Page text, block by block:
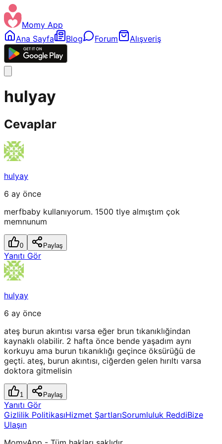
Momy App
Ana Sayfa
Blog Forum Alışveriş
hulyay
Cevaplar
hulyay
6 ay önce
merfbaby kullanıyorum. 1500 tlye almıştım çok
memnunum
0 Paylaş
Yanıtı Gör
hulyay
6 ay önce
ateş burun akıntısı varsa eğer brun tıkanıklığindan
kaynaklı olabilir. 2 hafta önce bende yaşadım aynı
korkuyu ama burun tıkanıklığı geçince öksürüğü de
geçti. ateş, burun akıntısı, ciğerden gelen hırıltı varsa
doktora gitmelisin
1 Paylaş
Yanıtı Gör
Gizlilik PolitikasıHizmet ŞartlarıSorumluluk ReddiBize
Ulaşın